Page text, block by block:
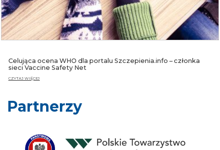
Celująca ocena WHO dla portalu Szczepienia.info – członka
sieci Vaccine Safety Net
CZYTAJ WIĘCEJ
Partnerzy